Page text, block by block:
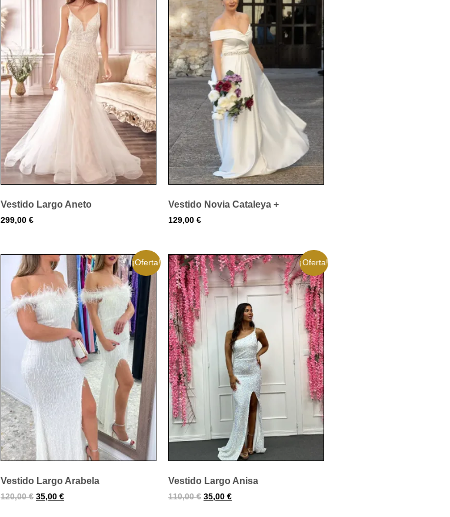
Vestido Largo Aneto
299,00 €
Vestido Novia Cataleya +
129,00 €
¡Oferta!
Vestido Largo Arabela
120,00€ 35,00 €
¡Oferta!
Vestido Largo Anisa
110,00€ 35,00 €